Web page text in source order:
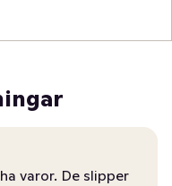
varor. De slipper